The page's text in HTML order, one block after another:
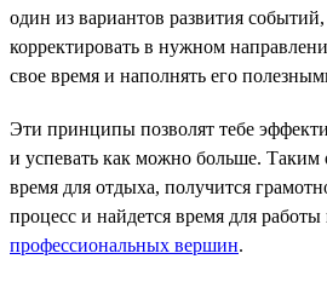
один из вариантов развития
корректировать в нужном
свое время и наполнять его
Эти принципы позволят тебе
и успевать как можно больше. Таким
время для отдыха, получится
процесс и найдется время для
профессиональных вершин.